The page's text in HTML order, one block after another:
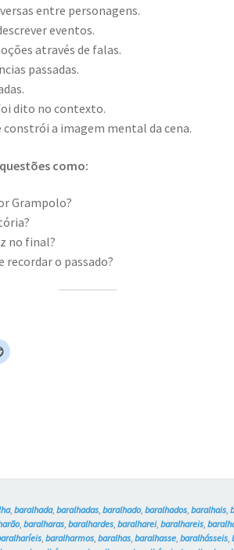
entre personagens.
eventos.
através de falas.
passadas.
dito no contexto.
a imagem mental da cena.
como:
Grampolo?
no final?
recordar o passado?
,baralhada,baralhadas,baralhado,baralhados,baralhais,
,baralharas,baralhardes,baralharei,baralhareis,
,baralharmos,baralhas,baralhasse,baralhásseis,